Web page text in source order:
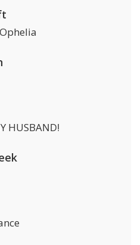
HUSBAND!